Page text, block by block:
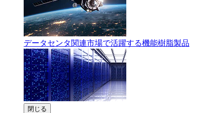
データセンタ関連市場で活躍する機能樹脂製品
閉じる